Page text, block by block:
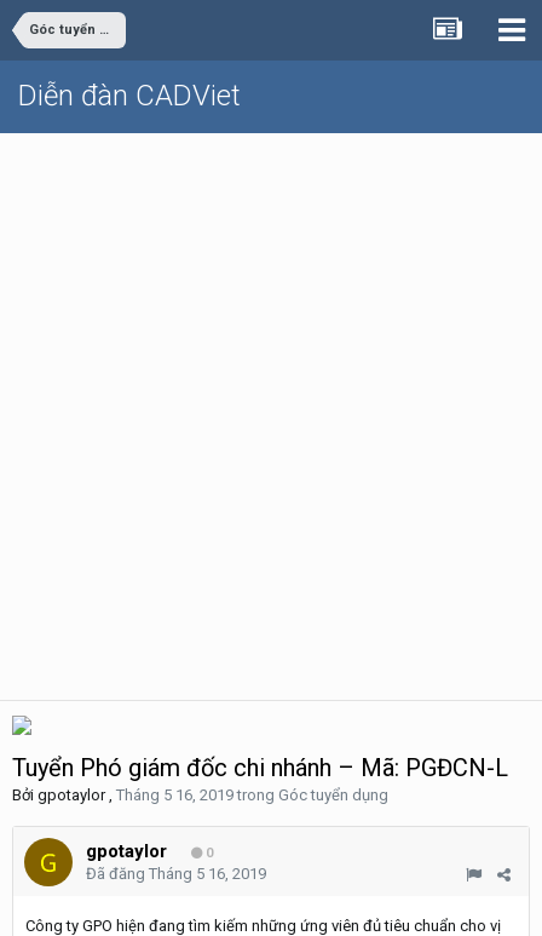
Góc tuyển dụng
Diễn đàn CADViet
Tuyển Phó giám đốc chi nhánh – Mã: PGĐCN-L
Bởi gpotaylor, Tháng 5 16, 2019trong Góc tuyển dụng
gpotaylor 0
Đã đăng Tháng 5 16, 2019
Công ty GPO hiện đang tìm kiếm những ứng viên đủ tiêu chuẩn cho vị